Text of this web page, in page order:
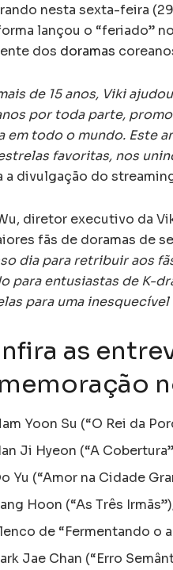
nesta sexta-feira
lançou o “feriado”
dos doramas
de 15 anos, Viki
por toda parte,
em todo o mundo. Este
favoritas, nos
a divulgação do
diretor executivo da
fãs de doramas de
dia para retribuir aos
para entusiastas de K-
para uma
as
Yoon Su (“O Rei da
Ji Hyeon (“A
Yu (“Amor na Cidade
Hoon (“As Três
de “Fermentando o
Jae Chan (“Erro